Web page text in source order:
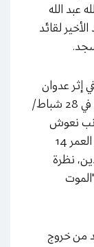
عبد الله
الأخير لقائد
إثر عدوان
أميركي إسرائيلي على الجمهورية الإسلامية في 28 شباط/
نعوش
أفراد عائلته، ومن بينهم حفيدته البالغة من العمر 14
نظرة
من خروج